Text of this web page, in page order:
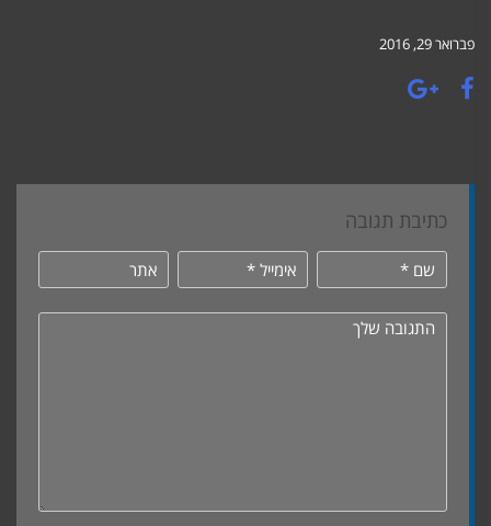
פברואר 29, 2016
כתיבת תגובה